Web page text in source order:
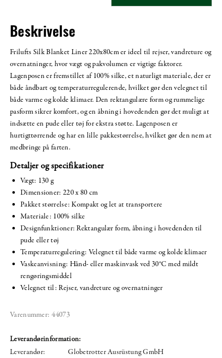
Beskrivelse
Frilufts Silk Blanket Liner 220x80cm er ideel til rejser, vandreture og
overnatninger, hvor vægt og pakvolumen er vigtige faktorer.
Lagenposen er fremstillet af 100% silke, et naturligt materiale, der er
både åndbart og temperaturregulerende, hvilket gør den velegnet til
både varme og kolde klimaer. Den rektangulære form og rummelige
pasform sikrer komfort, og en åbning i hovedenden gør det muligt at
indsætte en pude eller tøj for ekstra støtte. Lagenposen er
hurtigttørrende og har en lille pakkestørrelse, hvilket gør den nem at
medbringe på farten.
Detaljer og specifikationer
Vægt: 130 g
Dimensioner: 220 x 80 cm
Pakket størrelse: Kompakt og let at transportere
Materiale: 100% silke
Designfunktioner: Rektangulær form, åbning i hovedenden til
pude eller tøj
Temperaturregulering: Velegnet til både varme og kolde klimaer
Vaskeanvisning: Hånd- eller maskinvask ved 30°C med mildt
rengøringsmiddel
Velegnet til: Rejser, vandreture og overnatninger
Varenummer: 44073
Leverandørinformation:
Leverandør:
Globetrotter Ausrüstung GmbH